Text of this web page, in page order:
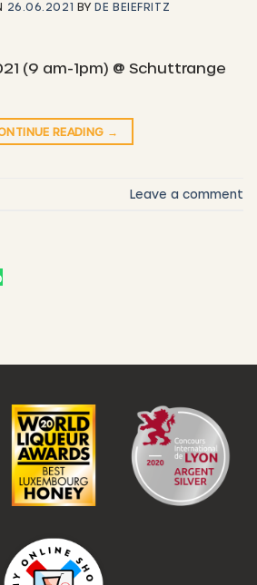
26.06.2021 BY DE BEIEFRITZ
(9 am-1pm) @ Schuttrange
READING →
Leave a comment